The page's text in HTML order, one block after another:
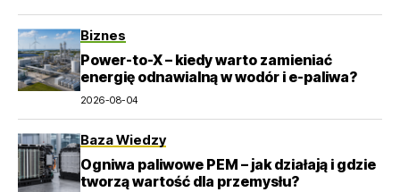
Biznes
Power-to-X – kiedy warto zamieniać
energię odnawialną w wodór i e-paliwa?
2026-08-04
Baza Wiedzy
Ogniwa paliwowe PEM – jak działają i gdzie
tworzą wartość dla przemysłu?